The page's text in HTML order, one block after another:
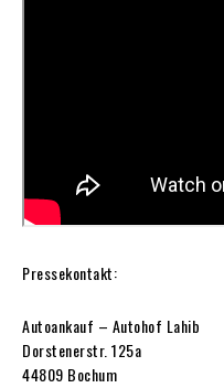
Pressekontakt:
Autoankauf – Autohof Lahib
Dorstenerstr. 125a
44809 Bochum